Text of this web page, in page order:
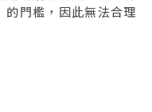
的門檻，因此無法合理